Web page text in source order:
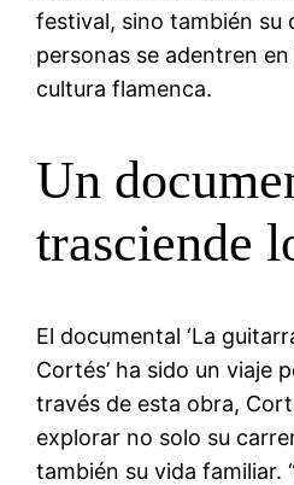
festival, sino también su
personas se adentren
cultura flamenca.
Un
trasciende
El documental ‘La
Cortés’ ha sido un viaje
través de esta obra,
explorar no solo su
también su vida familiar.